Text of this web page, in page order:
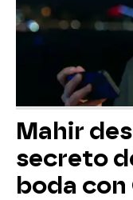
Mahir
secreto
boda con